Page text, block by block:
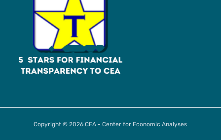
Copyright © 2026 CEA - Center for Economic Analyses